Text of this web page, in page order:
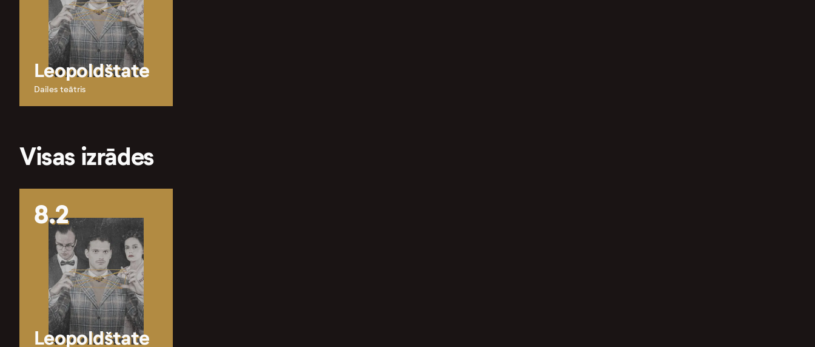
Leopoldštate
Dailes teātris
Visas izrādes
8.2
Leopoldštate